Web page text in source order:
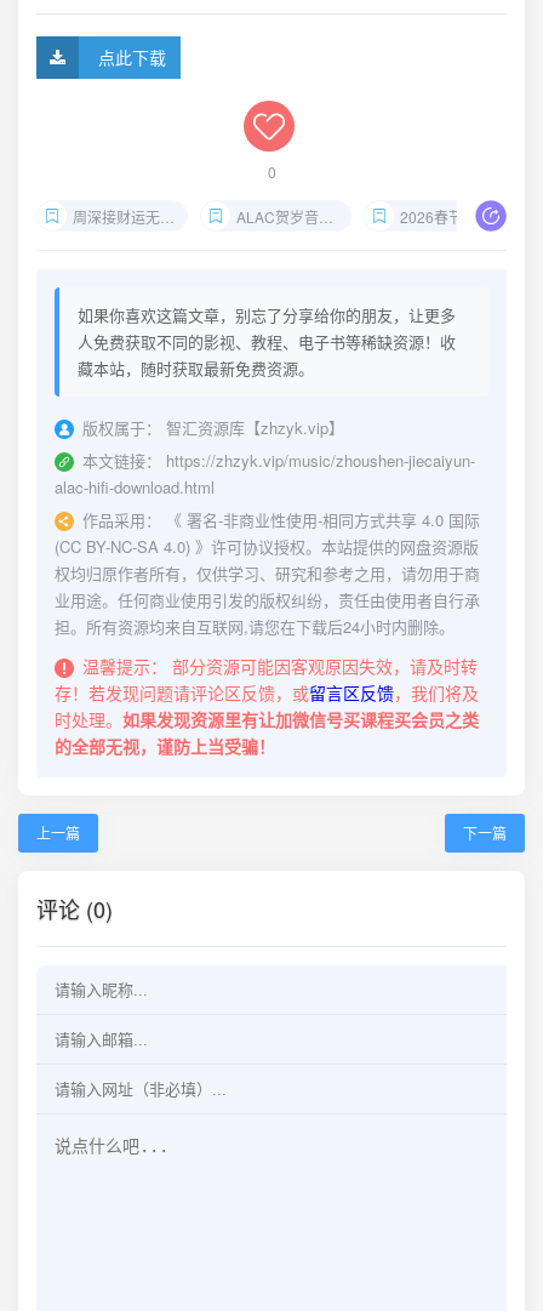
点此下载
0
周深接财运无损下载 ALAC贺岁音乐试音 2026春节HIFI单曲
如果你喜欢这篇文章，别忘了分享给你的朋友，让更多
人免费获取不同的影视、教程、电子书等稀缺资源！收
藏本站，随时获取最新免费资源。
版权属于：
智汇资源库【zhzyk.vip】
本文链接：
https://zhzyk.vip/music/zhoushen-jiecaiyun-
alac-hifi-download.html
作品采用：
《 署名-非商业性使用-相同方式共享 4.0 国际
(CC BY-NC-SA 4.0) 》许可协议授权。本站提供的网盘资源版
权均归原作者所有，仅供学习、研究和参考之用，请勿用于商
业用途。任何商业使用引发的版权纠纷，责任由使用者自行承
担。所有资源均来自互联网,请您在下载后24小时内删除。
温馨提示：
部分资源可能因客观原因失效，请及时转
存！若发现问题请评论区反馈，或留言区反馈，我们将及
时处理。 如果发现资源里有让加微信号买课程买会员之类
的全部无视，谨防上当受骗！
上一篇 下一篇
评论 (0)